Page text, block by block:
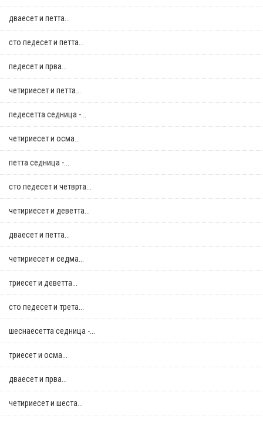
дваесет и петта...
сто педесет и петта...
педесет и прва...
четириесет и петта...
педесетта седница -...
четириесет и осма...
петта седница -...
сто педесет и четврта...
четириесет и деветта...
дваесет и петта...
четириесет и седма...
триесет и деветта...
сто педесет и трета...
шеснаесетта седница -...
триесет и осма...
дваесет и прва...
четириесет и шеста...